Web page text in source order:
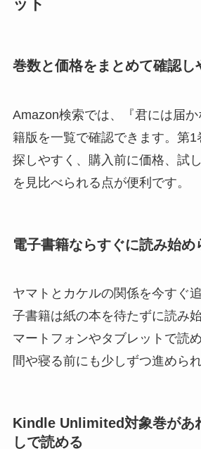
ット
巻数と価格をまとめて確認し
Amazon検索では、『君には届
籍版を一覧で確認できます。第
探しやすく、購入前に価格、試
を見比べられる点が便利です。
電子書籍ならすぐに読み始め
ヤマトとカケルの関係を今すぐ
子書籍は紙の本を待たずに読み
マートフォンやタブレットで読
間や寝る前にも少しずつ進められ
Kindle Unlimited対象巻があ
しで読める